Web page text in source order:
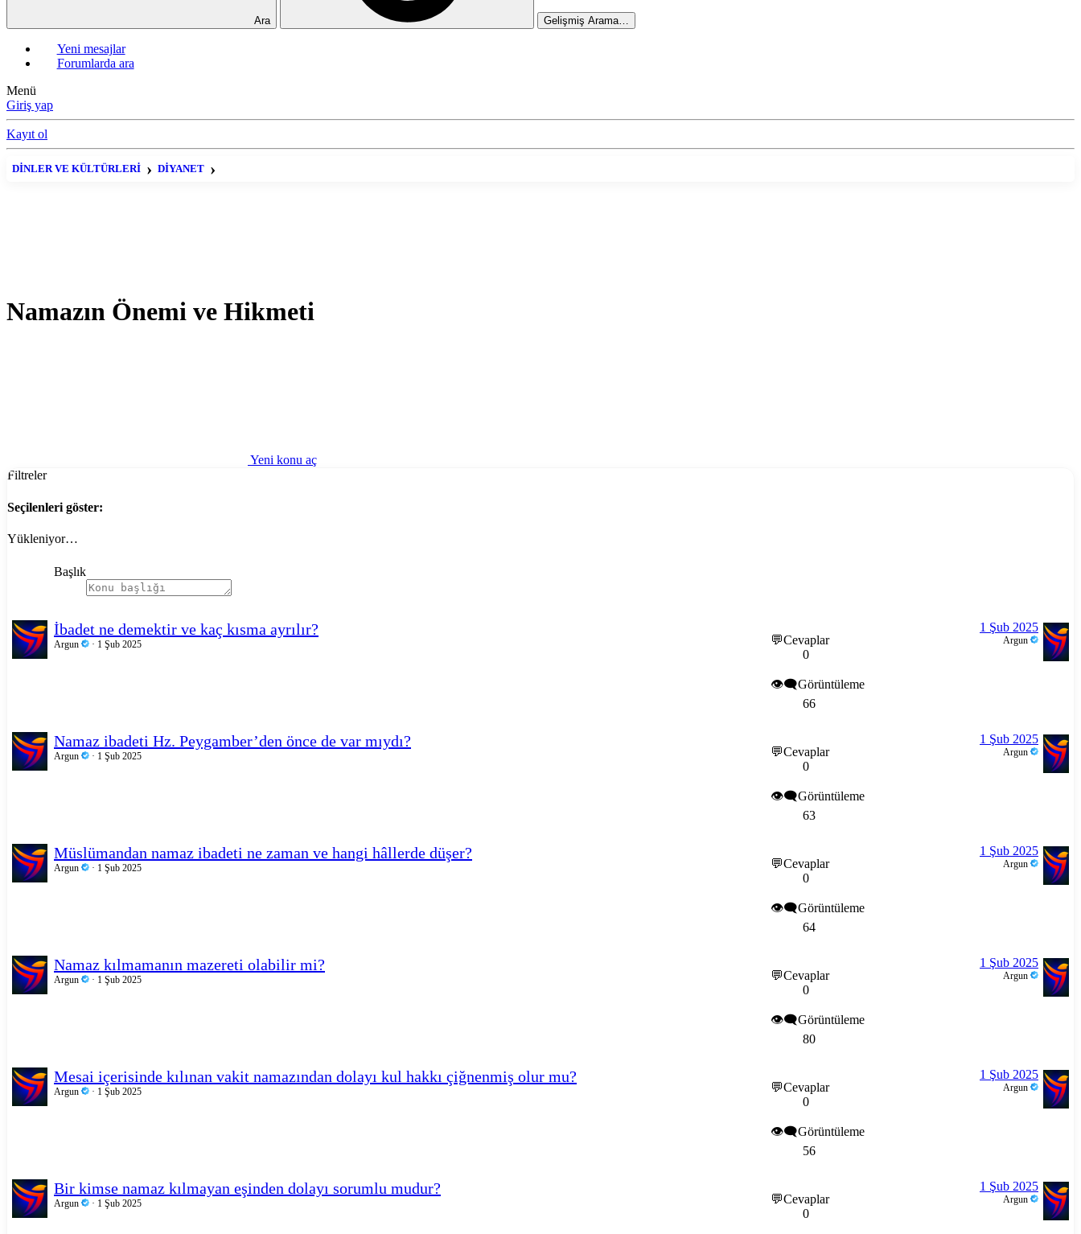
Ara Gelişmiş Arama…
Yeni mesajlar
Forumlarda ara
Menü
Giriş yap
Kayıt ol
DİNLER VE KÜLTÜRLERİ DİYANET
Namazın Önemi ve Hikmeti
Yeni konu aç
Filtreler
Seçilenleri göster:
Yükleniyor…
Başlık
İbadet ne demektir ve kaç kısma ayrılır?
Argun 1 Şub 2025
💬Cevaplar
0
👁️‍🗨️Görüntüleme
66
1 Şub 2025
Argun
Namaz ibadeti Hz. Peygamber’den önce de var mıydı?
Argun 1 Şub 2025
💬Cevaplar
0
👁️‍🗨️Görüntüleme
63
1 Şub 2025
Argun
Müslümandan namaz ibadeti ne zaman ve hangi hâllerde düşer?
Argun 1 Şub 2025
💬Cevaplar
0
👁️‍🗨️Görüntüleme
64
1 Şub 2025
Argun
Namaz kılmamanın mazereti olabilir mi?
Argun 1 Şub 2025
💬Cevaplar
0
👁️‍🗨️Görüntüleme
80
1 Şub 2025
Argun
Mesai içerisinde kılınan vakit namazından dolayı kul hakkı çiğnenmiş olur mu?
Argun 1 Şub 2025
💬Cevaplar
0
👁️‍🗨️Görüntüleme
56
1 Şub 2025
Argun
Bir kimse namaz kılmayan eşinden dolayı sorumlu mudur?
Argun 1 Şub 2025
💬Cevaplar
0
1 Şub 2025
Argun